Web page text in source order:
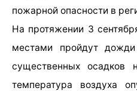
пожарной опасности в
На протяжении 3
местами пройдут
существенных осадков
температура воздуха